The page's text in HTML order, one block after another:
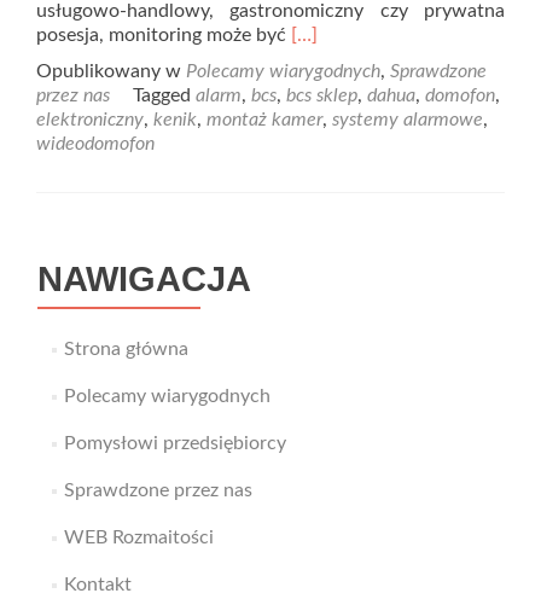
usługowo-handlowy, gastronomiczny czy prywatna
posesja, monitoring może być Read
about
Mtronik
–
[…]
Opublikowany w Polecamy wiarygodnych, Sprawdzone
przez nas
Tagged alarm, bcs, bcs sklep, dahua, domofon,
elektroniczny, kenik, montaż kamer, systemy alarmowe,
wideodomofon
NAWIGACJA
Strona główna
Polecamy wiarygodnych
Pomysłowi przedsiębiorcy
Sprawdzone przez nas
WEB Rozmaitości
Kontakt